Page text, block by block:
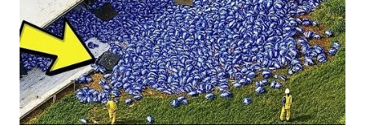
WAHANA
NEWS
WAHANA
TANI